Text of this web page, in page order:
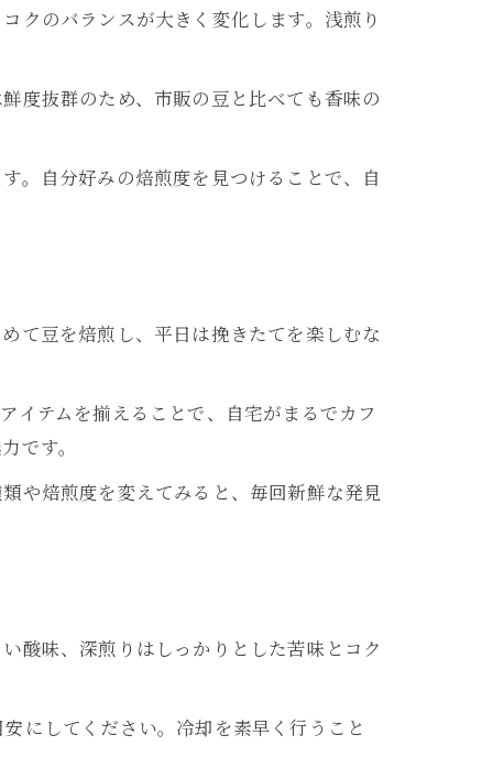
クのバランスが大きく変化します。浅煎り
度抜群のため、市販の豆と比べても香味の
。自分好みの焙煎度を見つけることで、自
て豆を焙煎し、平日は挽きたてを楽しむな
イテムを揃えることで、自宅がまるでカフ
です。
や焙煎度を変えてみると、毎回新鮮な発見
酸味、深煎りはしっかりとした苦味とコク
にしてください。冷却を素早く行うこと